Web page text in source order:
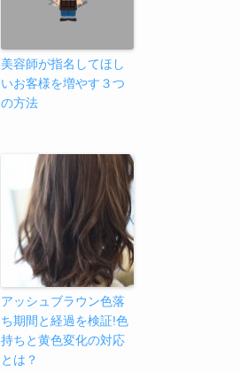
美容師が指名してほし
いお客様を増やす３つ
の方法
アッシュブラウン色落
ち期間と経過を検証!色
持ちと黄色変化の対応
とは？